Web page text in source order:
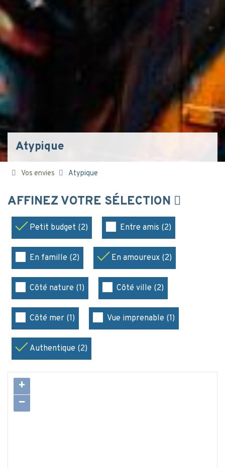
Atypique
Vos envies Atypique
AFFINEZ VOTRE SÉLECTION
Petit budget (2) Entre amis (2)
En famille (2) En amoureux (2)
Côté nature (1) Côté ville (2)
Côté mer (1) Vue imprenable (1)
Authentique (2)
+
−